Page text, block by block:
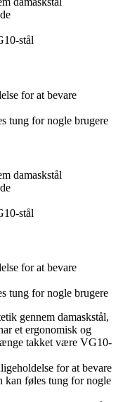
stål
for at bevare
tung for nogle brugere
damaskstål
stål
for at bevare
tung for nogle brugere
gennem damaskstål,
et ergonomisk og
takket være VG10-
for at bevare
kan føles tung for nogle